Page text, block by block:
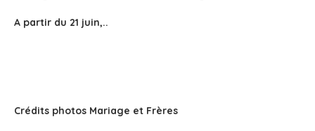
A partir du 21 juin,..
Crédits photos Mariage et Frères